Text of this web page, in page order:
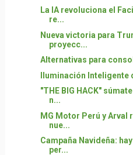
La IA revoluciona el
re...
Nueva victoria para
proyecc...
Alternativas para
Iluminación Inteligente
"THE BIG HACK"
n...
MG Motor Perú y Arval
nue...
Campaña Navideña:
per...